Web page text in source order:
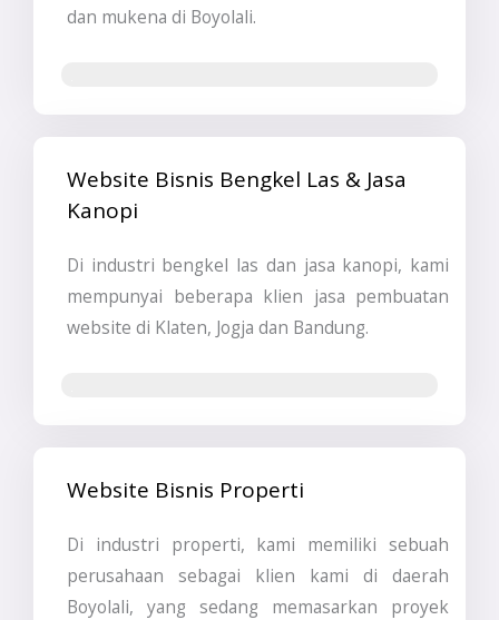
dan mukena di Boyolali.
Website Bisnis Bengkel Las & Jasa
Kanopi
Di industri bengkel las dan jasa kanopi, kami
mempunyai beberapa klien jasa pembuatan
website di Klaten, Jogja dan Bandung.
Website Bisnis Properti
Di industri properti, kami memiliki sebuah
perusahaan sebagai klien kami di daerah
Boyolali, yang sedang memasarkan proyek